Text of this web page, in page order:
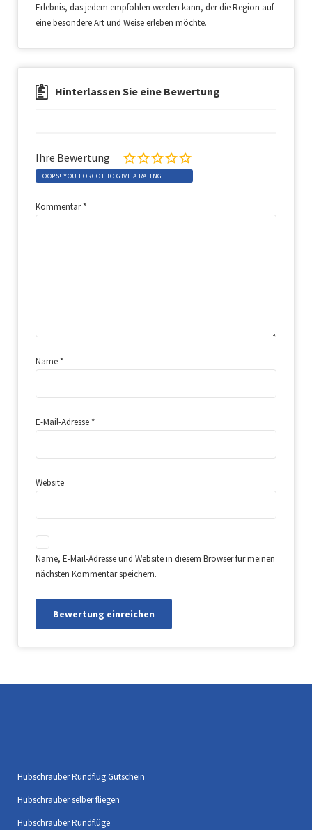
Erlebnis, das jedem empfohlen werden kann, der die Region auf
eine besondere Art und Weise erleben möchte.
Hinterlassen Sie eine Bewertung
Ihre Bewertung
OOPS! YOU FORGOT TO GIVE A RATING.
Kommentar*
Name *
E-Mail-Adresse *
Website
Name, E-Mail-Adresse und Website in diesem Browser für meinen
nächsten Kommentar speichern.
Hubschrauber Rundflug Gutschein
Hubschrauber selber fliegen
Hubschrauber Rundflüge